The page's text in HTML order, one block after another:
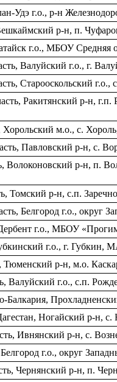
Удэ г.о., р-н
р-н, п.
г.о., МБОУ Средняя
Валуйский г.о., г.
Старооскольский
Ракитянский р-н,
м.о., с.
Павловский р-н, с.
Волоконовский р-н,
Томский р-н, c.п.
Белгород г.о.,
г.о., МБОУ
г.о., г.
Тюменский р-н, м.о.
Валуйский г.о., c.п.
Ногайский р-н,
Ивнянский р-н, с.
Белгород г.о., округ
Чернянский р-н, п.